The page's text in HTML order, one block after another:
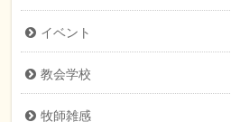
イベント
教会学校
牧師雑感